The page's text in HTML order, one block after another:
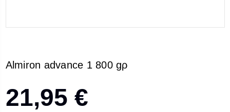
Almiron advance 1 800 gρ
21,95 €